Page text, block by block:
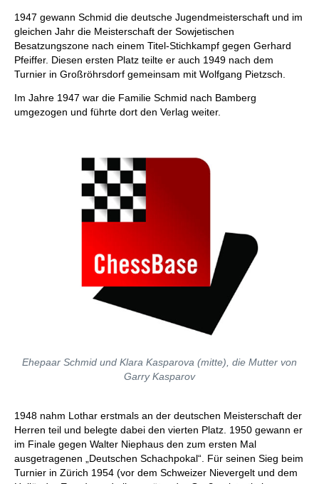
1947 gewann Schmid die deutsche Jugendmeisterschaft und im
gleichen Jahr die Meisterschaft der Sowjetischen
Besatzungszone nach einem Titel-Stichkampf gegen Gerhard
Pfeiffer. Diesen ersten Platz teilte er auch 1949 nach dem
Turnier in Großröhrsdorf gemeinsam mit Wolfgang Pietzsch.
Im Jahre 1947 war die Familie Schmid nach Bamberg
umgezogen und führte dort den Verlag weiter.
Ehepaar Schmid und Klara Kasparova (mitte), die Mutter von
Garry Kasparov
1948 nahm Lothar erstmals an der deutschen Meisterschaft der
Herren teil und belegte dabei den vierten Platz. 1950 gewann er
im Finale gegen Walter Niephaus den zum ersten Mal
ausgetragenen „Deutschen Schachpokal“. Für seinen Sieg beim
Turnier in Zürich 1954 (vor dem Schweizer Nievergelt und dem